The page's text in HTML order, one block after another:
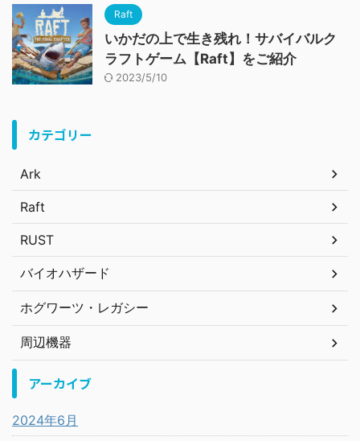
Raft
いかだの上で生き残れ！サバイバルク
ラフトゲーム【Raft】をご紹介
2023/5/10
カテゴリー
Ark
Raft
RUST
バイオハザード
ホグワーツ・レガシー
周辺機器
アーカイブ
2024年6月